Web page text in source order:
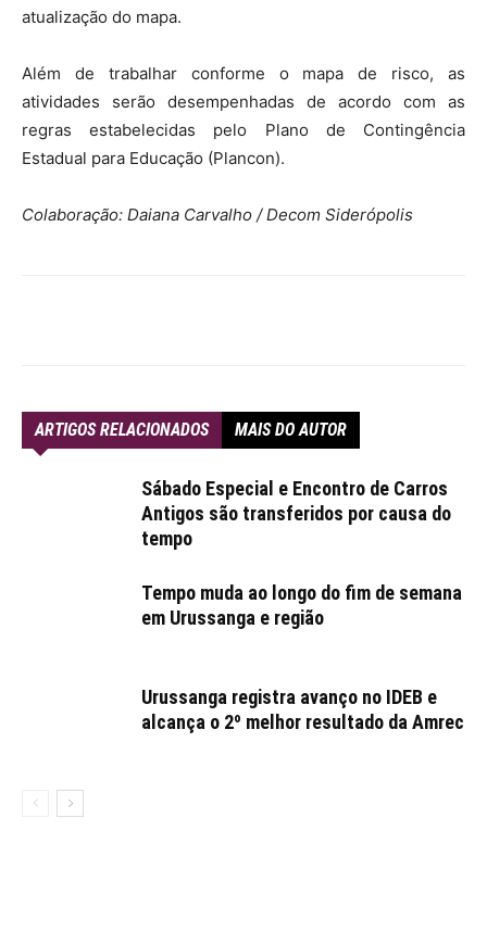
atualização do mapa.
Além de trabalhar conforme o mapa de risco, as
atividades serão desempenhadas de acordo com as
regras estabelecidas pelo Plano de Contingência
Estadual para Educação (Plancon).
Colaboração: Daiana Carvalho / Decom Siderópolis
ARTIGOS RELACIONADOS MAIS DO AUTOR
Sábado Especial e Encontro de Carros
Antigos são transferidos por causa do
tempo
Tempo muda ao longo do fim de semana
em Urussanga e região
Urussanga registra avanço no IDEB e
alcança o 2º melhor resultado da Amrec